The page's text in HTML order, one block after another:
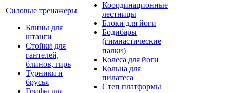
Силовые тренажеры
Блины для
штанги
Стойки для
гантелей,
блинов, гирь
Турники и
брусья
Грифы для
Координационные
лестницы
Блоки для йоги
Бодибары
(гимнастические
палки)
Колеса для йоги
Кольца для
пилатеса
Степ платформы